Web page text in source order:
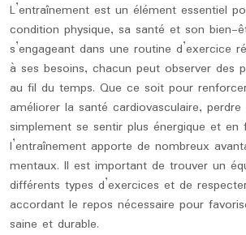
L’entraînement est un élément essentiel
condition physique, sa santé et son bien-
s’engageant dans une routine d’exercice
à ses besoins, chacun peut observer des
au fil du temps. Que ce soit pour
améliorer la santé cardiovasculaire,
simplement se sentir plus énergique et en
l’entraînement apporte de nombreux
mentaux. Il est important de trouver un
différents types d’exercices et de
accordant le repos nécessaire pour
saine et durable.